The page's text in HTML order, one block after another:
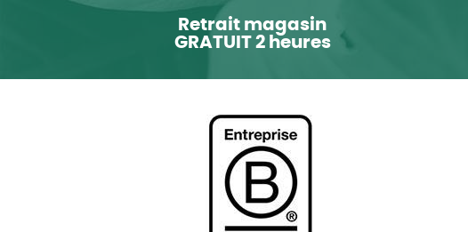
Retrait magasin
GRATUIT 2 heures